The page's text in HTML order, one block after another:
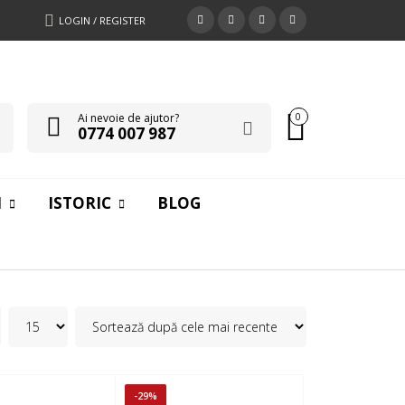
LOGIN / REGISTER
Ai nevoie de ajutor?
0774 007 987
0
ISTORIC BLOG
-29%